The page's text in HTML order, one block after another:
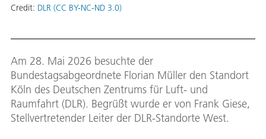
Credit: DLR (CC BY-NC-ND 3.0)
Am 28. Mai 2026 besuchte der
Bundestagsabgeordnete Florian Müller den Standort
Köln des Deutschen Zentrums für Luft- und
Raumfahrt (DLR). Begrüßt wurde er von Frank Giese,
Stellvertretender Leiter der DLR-Standorte West.